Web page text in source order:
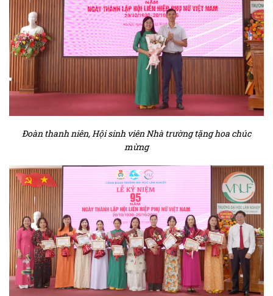
Đoàn thanh niên, Hội sinh viên Nhà trường tặng hoa chúc
mừng